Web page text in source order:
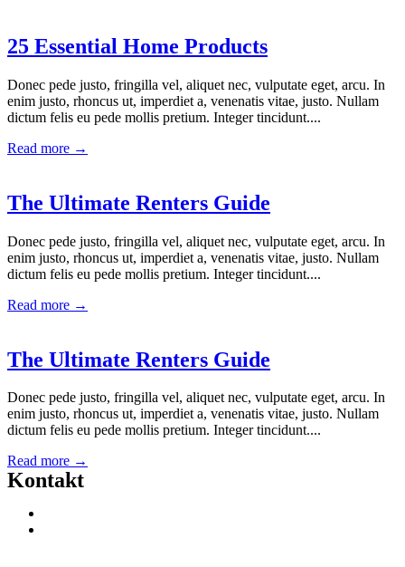
25 Essential Home Products
Donec pede justo, fringilla vel, aliquet nec, vulputate eget, arcu. In
enim justo, rhoncus ut, imperdiet a, venenatis vitae, justo. Nullam
dictum felis eu pede mollis pretium. Integer tincidunt....
Read more →
The Ultimate Renters Guide
Donec pede justo, fringilla vel, aliquet nec, vulputate eget, arcu. In
enim justo, rhoncus ut, imperdiet a, venenatis vitae, justo. Nullam
dictum felis eu pede mollis pretium. Integer tincidunt....
Read more →
The Ultimate Renters Guide
Donec pede justo, fringilla vel, aliquet nec, vulputate eget, arcu. In
enim justo, rhoncus ut, imperdiet a, venenatis vitae, justo. Nullam
dictum felis eu pede mollis pretium. Integer tincidunt....
Read more →
Kontakt